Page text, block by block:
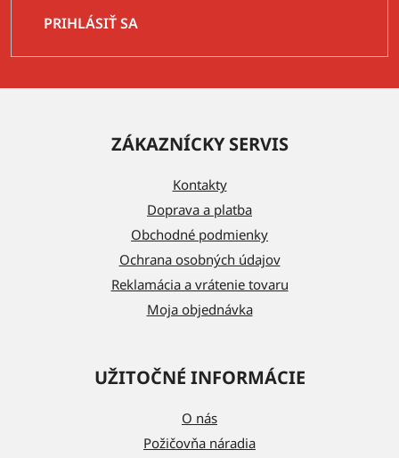
PRIHLÁSIŤ SA
ZÁKAZNÍCKY SERVIS
Kontakty
Doprava a platba
Obchodné podmienky
Ochrana osobných údajov
Reklamácia a vrátenie tovaru
Moja objednávka
UŽITOČNÉ INFORMÁCIE
O nás
Požičovňa náradia